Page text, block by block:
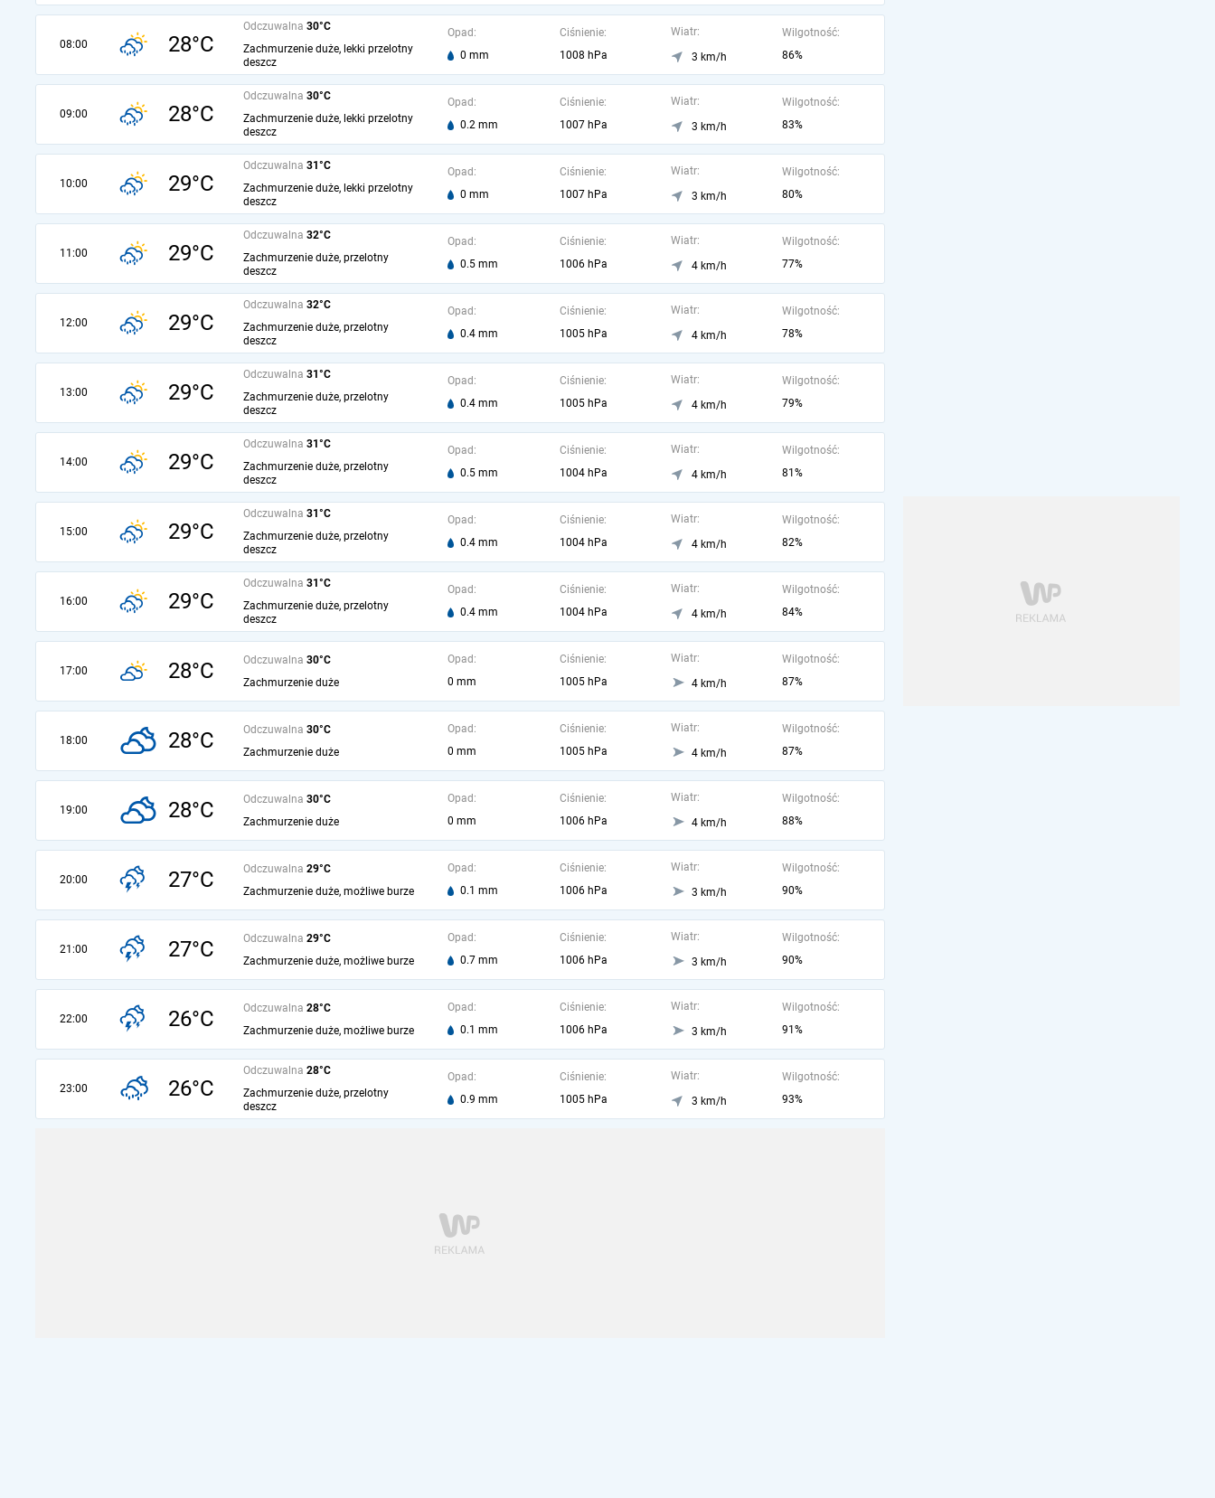
08:00 28°C
Odczuwalna 30°C
Zachmurzenie duże, lekki przelotny
deszcz
Opad:
0 mm
Ciśnienie:
1008 hPa
Wiatr:
3 km/h
Wilgotność:
86%
09:00 28°C
Odczuwalna 30°C
Zachmurzenie duże, lekki przelotny
deszcz
Opad:
0.2 mm
Ciśnienie:
1007 hPa
Wiatr:
3 km/h
Wilgotność:
83%
10:00 29°C
Odczuwalna 31°C
Zachmurzenie duże, lekki przelotny
deszcz
Opad:
0 mm
Ciśnienie:
1007 hPa
Wiatr:
3 km/h
Wilgotność:
80%
11:00 29°C
Odczuwalna 32°C
Zachmurzenie duże, przelotny
deszcz
Opad:
0.5 mm
Ciśnienie:
1006 hPa
Wiatr:
4 km/h
Wilgotność:
77%
12:00 29°C
Odczuwalna 32°C
Zachmurzenie duże, przelotny
deszcz
Opad:
0.4 mm
Ciśnienie:
1005 hPa
Wiatr:
4 km/h
Wilgotność:
78%
13:00 29°C
Odczuwalna 31°C
Zachmurzenie duże, przelotny
deszcz
Opad:
0.4 mm
Ciśnienie:
1005 hPa
Wiatr:
4 km/h
Wilgotność:
79%
14:00 29°C
Odczuwalna 31°C
Zachmurzenie duże, przelotny
deszcz
Opad:
0.5 mm
Ciśnienie:
1004 hPa
Wiatr:
4 km/h
Wilgotność:
81%
15:00 29°C
Odczuwalna 31°C
Zachmurzenie duże, przelotny
deszcz
Opad:
0.4 mm
Ciśnienie:
1004 hPa
Wiatr:
4 km/h
Wilgotność:
82%
16:00 29°C
Odczuwalna 31°C
Zachmurzenie duże, przelotny
deszcz
Opad:
0.4 mm
Ciśnienie:
1004 hPa
Wiatr:
4 km/h
Wilgotność:
84%
17:00 28°C Odczuwalna 30°C
Zachmurzenie duże
Opad:
0 mm
Ciśnienie:
1005 hPa
Wiatr:
4 km/h
Wilgotność:
87%
18:00 28°C Odczuwalna 30°C
Zachmurzenie duże
Opad:
0 mm
Ciśnienie:
1005 hPa
Wiatr:
4 km/h
Wilgotność:
87%
19:00 28°C Odczuwalna 30°C
Zachmurzenie duże
Opad:
0 mm
Ciśnienie:
1006 hPa
Wiatr:
4 km/h
Wilgotność:
88%
20:00 27°C Odczuwalna 29°C
Zachmurzenie duże, możliwe burze
Opad:
0.1 mm
Ciśnienie:
1006 hPa
Wiatr:
3 km/h
Wilgotność:
90%
21:00 27°C Odczuwalna 29°C
Zachmurzenie duże, możliwe burze
Opad:
0.7 mm
Ciśnienie:
1006 hPa
Wiatr:
3 km/h
Wilgotność:
90%
22:00 26°C Odczuwalna 28°C
Zachmurzenie duże, możliwe burze
Opad:
0.1 mm
Ciśnienie:
1006 hPa
Wiatr:
3 km/h
Wilgotność:
91%
23:00 26°C
Odczuwalna 28°C
Zachmurzenie duże, przelotny
deszcz
Opad:
0.9 mm
Ciśnienie:
1005 hPa
Wiatr:
3 km/h
Wilgotność:
93%